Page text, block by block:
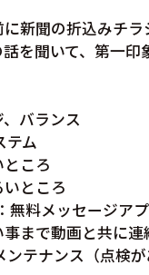
新聞の折込みチラ
を聞いて、第一印
バランス
テム
ころ
ところ
料メッセージア
まで動画と共に連
テナンス（点検が